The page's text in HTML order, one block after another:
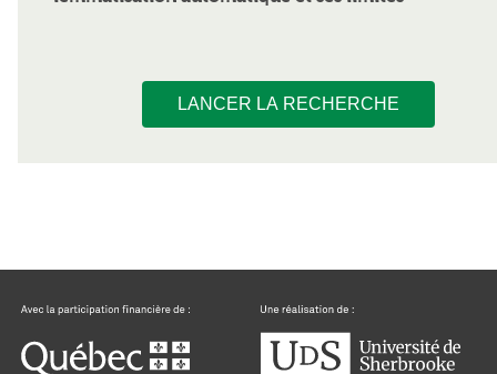
LANCER LA RECHERCHE